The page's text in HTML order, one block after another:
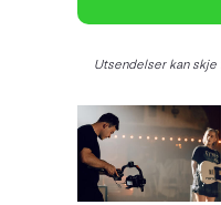
Utsendelser kan